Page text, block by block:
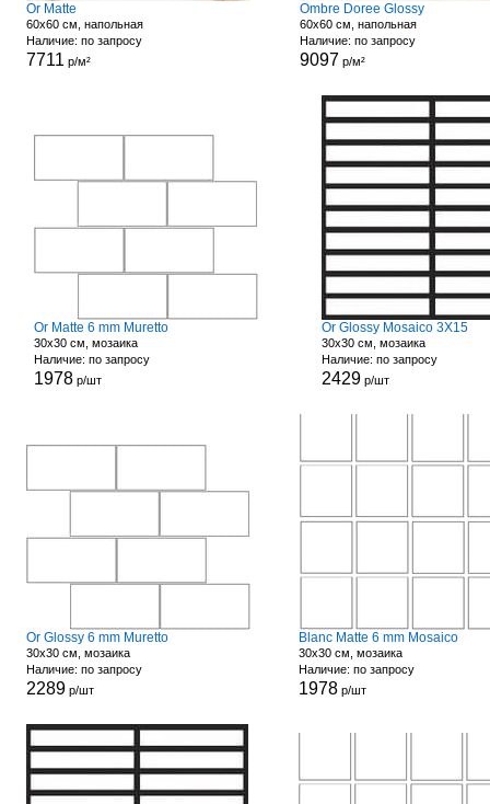
Or Matte
60x60 см, напольная
Наличие: по запросу
7711 р/м²
Ombre Doree Glossy
60x60 см, напольная
Наличие: по запросу
9097 р/м²
Or Matte 6 mm Muretto
30x30 см, мозаика
Наличие: по запросу
1978р/шт
Or Glossy Mosaico 3X15
30x30 см, мозаика
Наличие: по запросу
2429 р/шт
Or Glossy 6 mm Muretto
30x30 см, мозаика
Наличие: по запросу
2289р/шт
Blanc Matte 6 mm Mosaico
30x30 см, мозаика
Наличие: по запросу
1978р/шт